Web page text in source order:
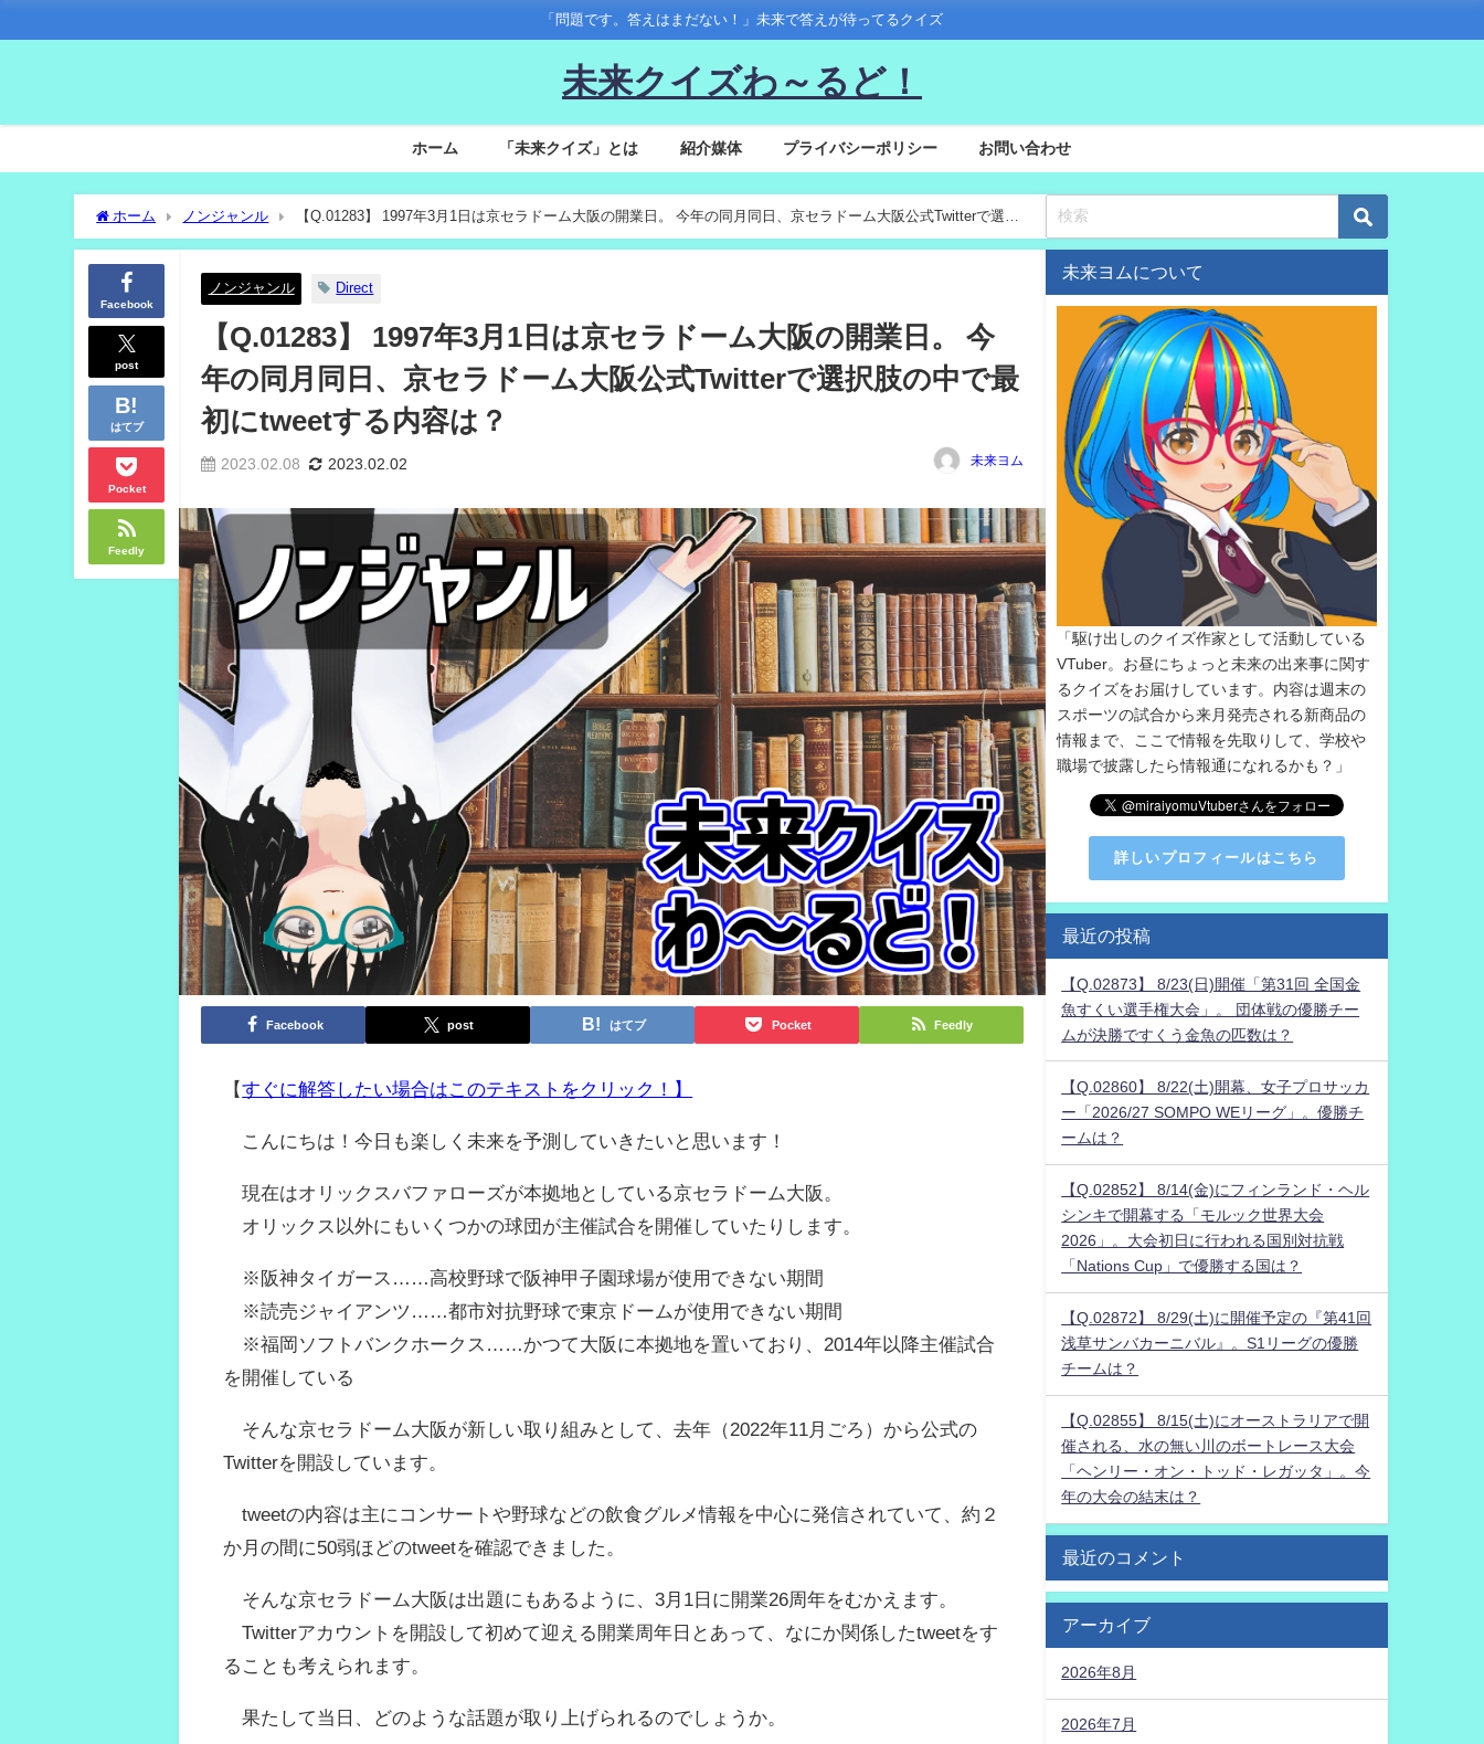
「問題です。答えはまだない！」未来で答えが待ってるクイズ
未来クイズわ～るど！
ホーム 「未来クイズ」とは 紹介媒体 プライバシーポリシー お問い合わせ
ホーム ノンジャンル
【Q.01283】 1997年3月1日は京セラドーム大阪の開業日。 今年の同月同日、京セラドーム大阪公式Twitterで選択
肢の中で最初にtweetする内容は？
Facebook
post
はてブ
Pocket
Feedly
ノンジャンル Direct
【Q.01283】 1997年3月1日は京セラドーム大阪の開業日。 今
年の同月同日、京セラドーム大阪公式Twitterで選択肢の中で最
初にtweetする内容は？
2023.02.08 2023.02.02 未来ヨム
Facebook post はてブ Pocket Feedly
【すぐに解答したい場合はこのテキストをクリック！】
こんにちは！今日も楽しく未来を予測していきたいと思います！
現在はオリックスバファローズが本拠地としている京セラドーム大阪。
オリックス以外にもいくつかの球団が主催試合を開催していたりします。
※阪神タイガース……高校野球で阪神甲子園球場が使用できない期間
※読売ジャイアンツ……都市対抗野球で東京ドームが使用できない期間
※福岡ソフトバンクホークス……かつて大阪に本拠地を置いており、2014年以降主催試合
を開催している
そんな京セラドーム大阪が新しい取り組みとして、去年（2022年11月ごろ）から公式の
Twitterを開設しています。
tweetの内容は主にコンサートや野球などの飲食グルメ情報を中心に発信されていて、約２
か月の間に50弱ほどのtweetを確認できました。
そんな京セラドーム大阪は出題にもあるように、3月1日に開業26周年をむかえます。
Twitterアカウントを開設して初めて迎える開業周年日とあって、なにか関係したtweetをす
ることも考えられます。
果たして当日、どのような話題が取り上げられるのでしょうか。
未来ヨムについて
「駆け出しのクイズ作家として活動している
VTuber。お昼にちょっと未来の出来事に関す
るクイズをお届けしています。内容は週末の
スポーツの試合から来月発売される新商品の
情報まで、ここで情報を先取りして、学校や
職場で披露したら情報通になれるかも？」
詳しいプロフィールはこちら
最近の投稿
【Q.02873】 8/23(日)開催「第31回 全国金
魚すくい選手権大会」。 団体戦の優勝チー
ムが決勝ですくう金魚の匹数は？
【Q.02860】 8/22(土)開幕、女子プロサッカ
ー「2026/27 SOMPO WEリーグ」。優勝チ
ームは？
【Q.02852】 8/14(金)にフィンランド・ヘル
シンキで開幕する「モルック世界大会
2026」。大会初日に行われる国別対抗戦
「Nations Cup」で優勝する国は？
【Q.02872】 8/29(土)に開催予定の『第41回
浅草サンバカーニバル』。S1リーグの優勝
チームは？
【Q.02855】 8/15(土)にオーストラリアで開
催される、水の無い川のボートレース大会
「ヘンリー・オン・トッド・レガッタ」。今
年の大会の結末は？
最近のコメント
アーカイブ
2026年8月
2026年7月